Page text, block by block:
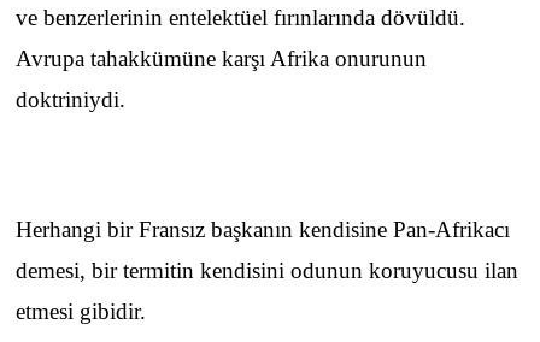
ve benzerlerinin entelektüel fırınlarında dövüldü.
Avrupa tahakkümüne karşı Afrika onurunun
doktriniydi.
Herhangi bir Fransız başkanın kendisine Pan-Afrikacı
demesi, bir termitin kendisini odunun koruyucusu ilan
etmesi gibidir.